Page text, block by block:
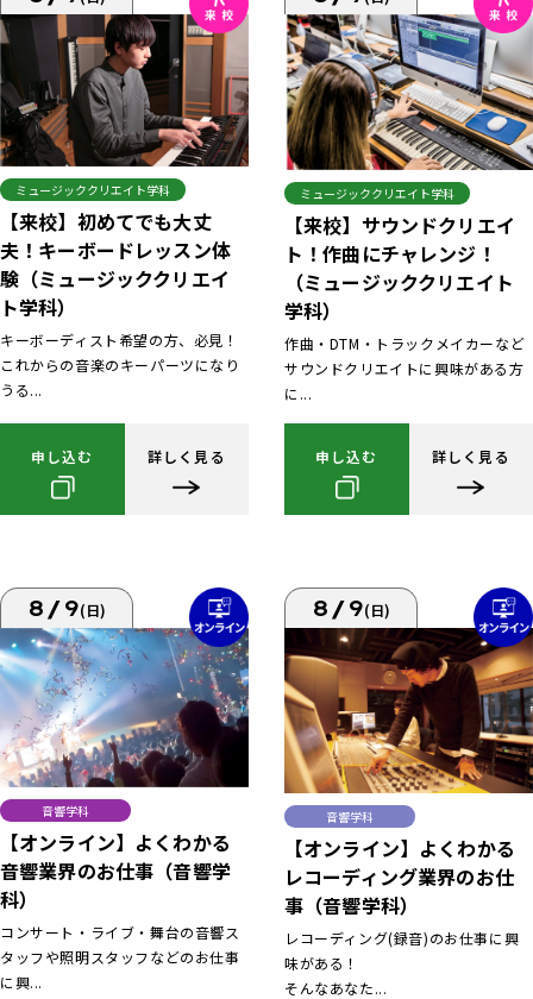
ミュージッククリエイト学科
【来校】初めてでも大丈
夫！キーボードレッスン体
験（ミュージッククリエイ
ト学科）
キーボーディスト希望の方、必見！
これからの音楽のキーパーツになり
うる...
申し込む 詳しく見る
ミュージッククリエイト学科
【来校】サウンドクリエイ
ト！作曲にチャレンジ！
（ミュージッククリエイト
学科）
作曲・DTM・トラックメイカーなど
サウンドクリエイトに興味がある方
に...
申し込む 詳しく見る
8/9(日)
音響学科
【オンライン】よくわかる
音響業界のお仕事（音響学
科）
コンサート・ライブ・舞台の音響ス
タッフや照明スタッフなどのお仕事
に興...
8/9(日)
音響学科
【オンライン】よくわかる
レコーディング業界のお仕
事（音響学科）
レコーディング(録音)のお仕事に興
味がある！
そんなあなた...